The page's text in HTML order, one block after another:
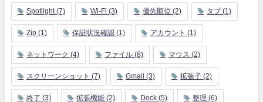
Spotlight (7) Wi-Fi (3) 優先順位 (2) タブ (1)
Zip (1) 保証状況確認 (1) アカウント (1)
ネットワーク (4) ファイル (8) マウス (2)
スクリーンショット (7) Gmail (3) 拡張子 (2)
終了 (3) 拡張機能 (2) Dock (5) 整理 (6)